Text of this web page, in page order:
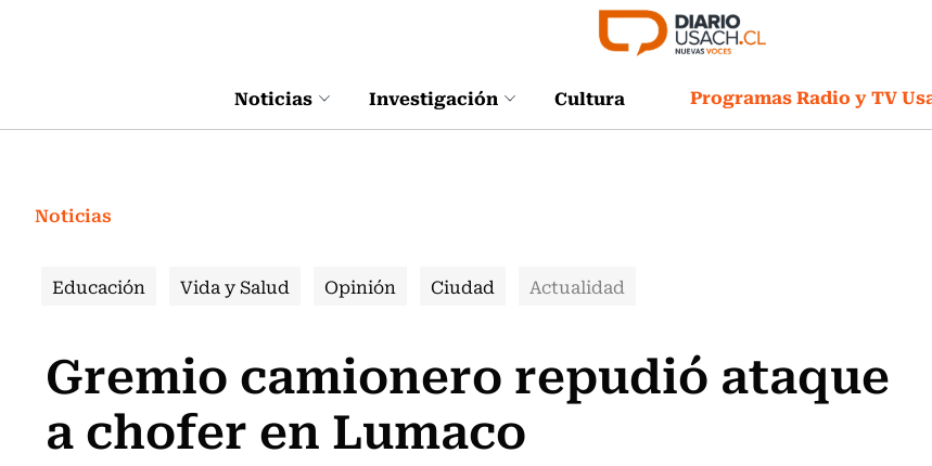
Noticias Investigación Cultura Programas Radio y TV
Noticias
Educación Vida y Salud Opinión Ciudad Actualidad
Gremio camionero repudió ataque
a chofer en Lumaco